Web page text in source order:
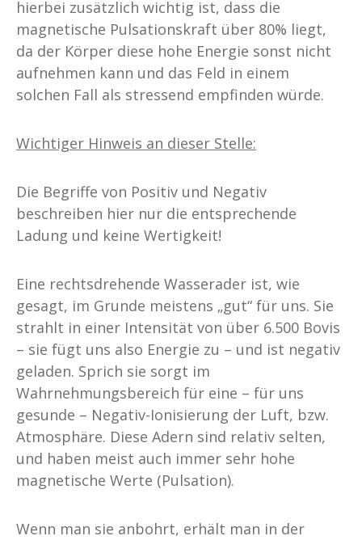
hierbei zusätzlich wichtig ist, dass die
magnetische Pulsationskraft über 80% liegt,
da der Körper diese hohe Energie sonst nicht
aufnehmen kann und das Feld in einem
solchen Fall als stressend empfinden würde.
Wichtiger Hinweis an dieser Stelle:
Die Begriffe von Positiv und Negativ
beschreiben hier nur die entsprechende
Ladung und keine Wertigkeit!
Eine rechtsdrehende Wasserader ist, wie
gesagt, im Grunde meistens „gut“ für uns. Sie
strahlt in einer Intensität von über 6.500 Bovis
– sie fügt uns also Energie zu – und ist negativ
geladen. Sprich sie sorgt im
Wahrnehmungsbereich für eine – für uns
gesunde – Negativ-Ionisierung der Luft, bzw.
Atmosphäre. Diese Adern sind relativ selten,
und haben meist auch immer sehr hohe
magnetische Werte (Pulsation).
Wenn man sie anbohrt, erhält man in der